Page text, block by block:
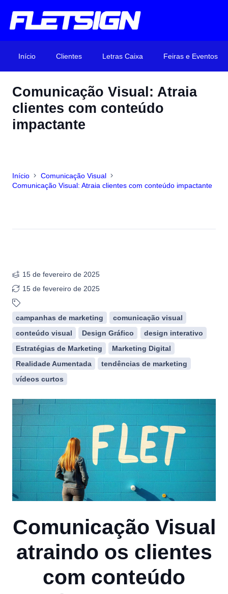
Início Clientes Letras Caixa Feiras e Eventos
Comunicação Visual: Atraia
clientes com conteúdo
impactante
Início
Comunicação Visual
Comunicação Visual: Atraia clientes com conteúdo impactante
15 de fevereiro de 2025
15 de fevereiro de 2025
campanhas de marketing
comunicação visual
conteúdo visual
Design Gráfico
design interativo
Estratégias de Marketing
Marketing Digital
Realidade Aumentada
tendências de marketing
vídeos curtos
Comunicação Visual
atraindo os clientes
com conteúdo